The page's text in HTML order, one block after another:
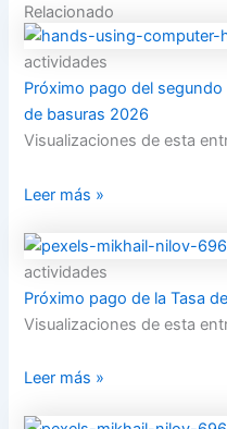
Relacionado
actividades
Próximo pago del segundo
de basuras 2026
Visualizaciones de esta
Leer más »
actividades
Próximo pago de la Tasa
Visualizaciones de esta
Leer más »